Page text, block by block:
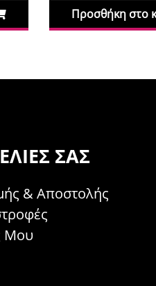
Προσθήκη στο
ΣΑΣ
& Αποστολής
Μου